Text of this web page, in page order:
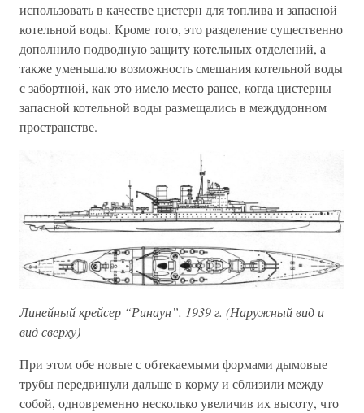
использовать в качестве цистерн для топлива и запасной
котельной воды. Кроме того, это разделение существенно
дополнило подводную защиту котельных отделений, а
также уменьшало возможность смешания котельной воды
с забортной, как это имело место ранее, когда цистерны
запасной котельной воды размещались в междудонном
пространстве.
Линейный крейсер “Ринаун”. 1939 г. (Наружный вид и
вид сверху)
При этом обе новые с обтекаемыми формами дымовые
трубы передвинули дальше в корму и сблизили между
собой, одновременно несколько увеличив их высоту, что